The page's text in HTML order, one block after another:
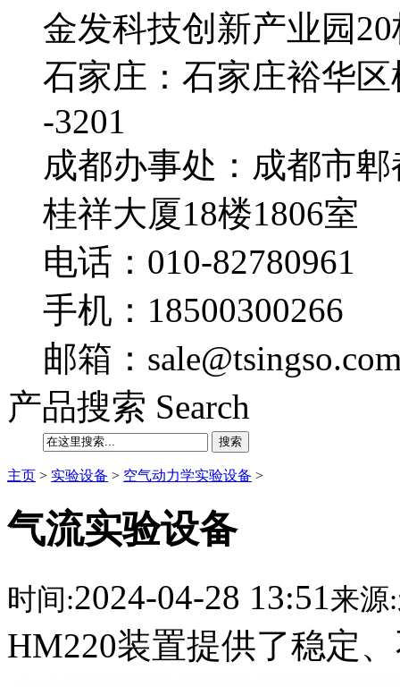
金发科技创新产业园
石家庄：石家庄裕华
-3201
成都办事处：成都市
桂祥大厦18楼1806室
电话：010-82780961
手机：18500300266
邮箱：
产品搜索 Search
搜索
主页 > 实验设备 > 空气动力学实验设备 >
气流实验设备
时间:2024-04-28 13:51来源:
HM220装置提供了稳定